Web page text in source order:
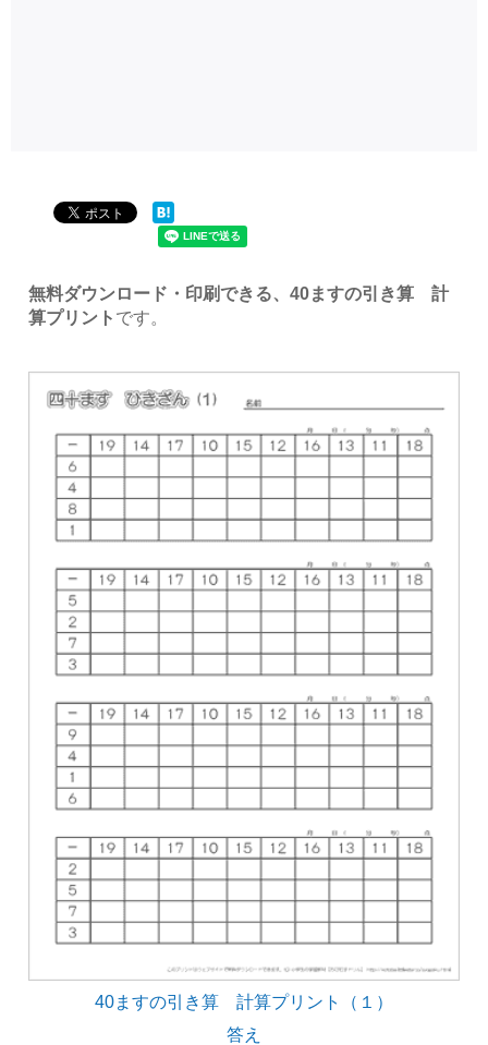
無料ダウンロード・印刷できる、40ますの引き算 計
算プリント です。
40ますの引き算 計算プリント（１）
答え